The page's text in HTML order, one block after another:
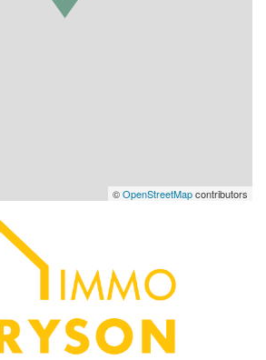
©OpenStreetMapcontributors